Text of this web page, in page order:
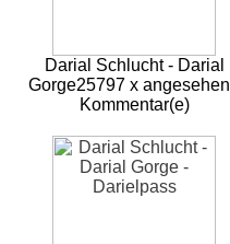
Darial Schlucht - Darial
Gorge25797 x angesehen
Kommentar(e)